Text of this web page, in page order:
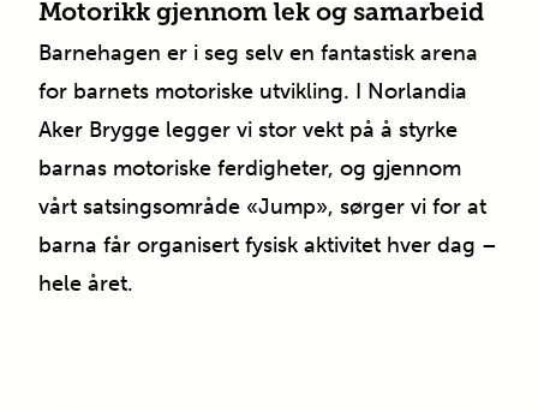
Motorikk gjennom lek og samarbeid
Barnehagen er i seg selv en fantastisk arena
for barnets motoriske utvikling. I Norlandia
Aker Brygge legger vi stor vekt på å styrke
barnas motoriske ferdigheter, og gjennom
vårt satsingsområde «Jump», sørger vi for at
barna får organisert fysisk aktivitet hver dag –
hele året.